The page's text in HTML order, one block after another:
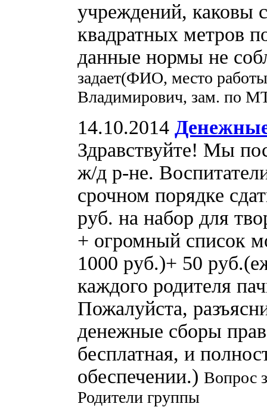
учреждений, каковы
квадратных метров
данные нормы не
задает(ФИО, место
Владимирович, зам. по
14.10.2014
Здравствуйте! Мы
ж/д р-не.
срочном порядке
руб. на набор для
+ огромный список
1000 руб.)+ 50
каждого родителя
Пожалуйста,
денежные сборы
бесплатная, и
обеспечении.) Вопрос
Родители группы